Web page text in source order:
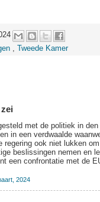
, Tweede Kamer
met de politiek in
in een verdwaalde
regering ook niet lukken
beslissingen nemen en
een confrontatie met de
2024